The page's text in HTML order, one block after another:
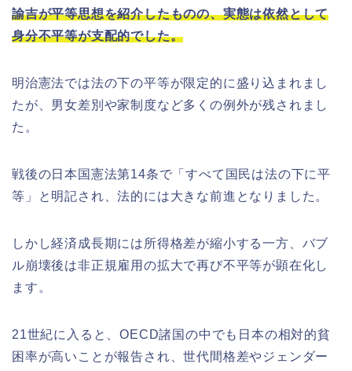
諭吉が平等思想を紹介したものの、実態は依然として
身分不平等が支配的でした。
明治憲法では法の下の平等が限定的に盛り込まれまし
たが、男女差別や家制度など多くの例外が残されまし
た。
戦後の日本国憲法第14条で「すべて国民は法の下に平
等」と明記され、法的には大きな前進となりました。
しかし経済成長期には所得格差が縮小する一方、バブ
ル崩壊後は非正規雇用の拡大で再び不平等が顕在化し
ます。
21世紀に入ると、OECD諸国の中でも日本の相対的貧
困率が高いことが報告され、世代間格差やジェンダー